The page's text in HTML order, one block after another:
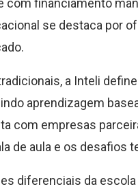
com financiamento
se destaca por
a Inteli
aprendizagem
com empresas
de aula e os desafios
diferenciais da